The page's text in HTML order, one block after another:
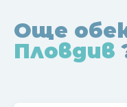
Още
Пловдив